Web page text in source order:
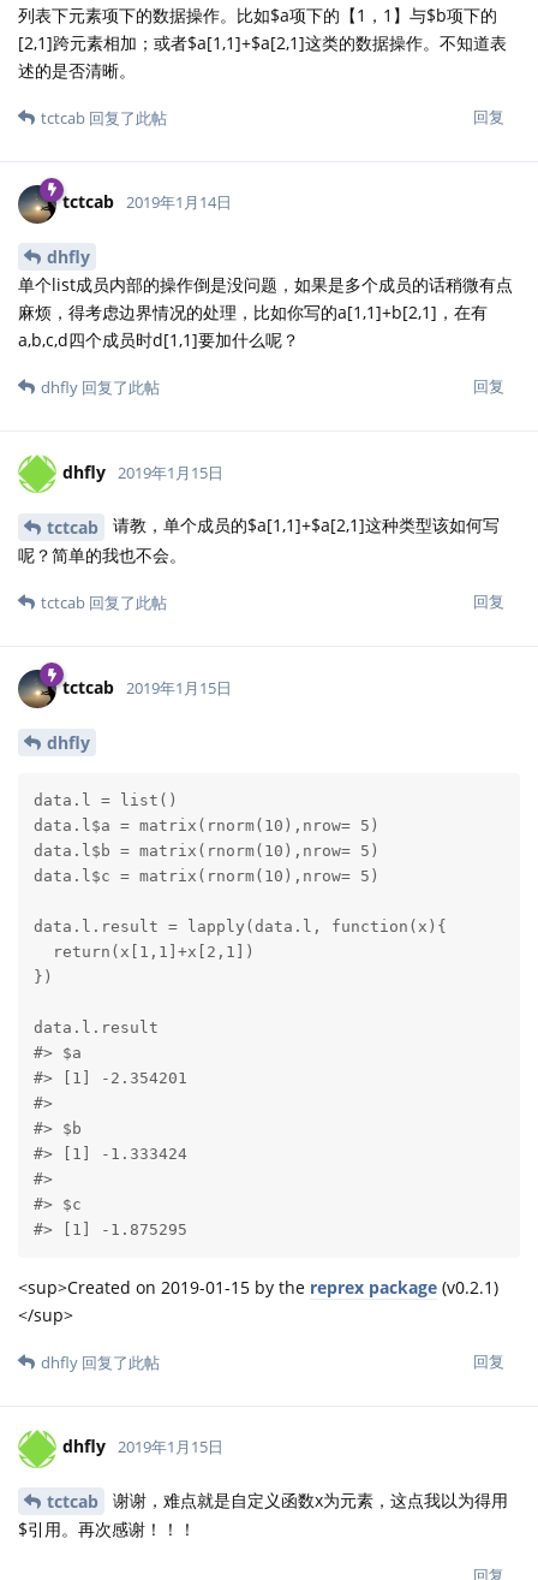
列表下元素项下的数据操作。比如$a项下的【1，1】与$b项下的
[2,1]跨元素相加；或者$a[1,1]+$a[2,1]这类的数据操作。不知道表
述的是否清晰。
回复
tctcab 回复了此帖
tctcab 2019年1月14日
dhfly
单个list成员内部的操作倒是没问题，如果是多个成员的话稍微有点
麻烦，得考虑边界情况的处理，比如你写的a[1,1]+b[2,1]，在有
a,b,c,d四个成员时d[1,1]要加什么呢？
回复
dhfly 回复了此帖
dhfly 2019年1月15日
tctcab
请教，单个成员的$a[1,1]+$a[2,1]这种类型该如何写
呢？简单的我也不会。
回复
tctcab 回复了此帖
tctcab 2019年1月15日
dhfly
data.l = list()
data.l$a = matrix(rnorm(10),nrow= 5)
data.l$b = matrix(rnorm(10),nrow= 5)
data.l$c = matrix(rnorm(10),nrow= 5)
data.l.result = lapply(data.l, function(x){
  return(x[1,1]+x[2,1])
})
data.l.result
#> $a
#> [1] -2.354201
#>
#> $b
#> [1] -1.333424
#>
#> $c
#> [1] -1.875295
<sup>Created on 2019-01-15 by the reprex package (v0.2.1)
</sup>
回复
dhfly 回复了此帖
dhfly 2019年1月15日
tctcab
谢谢，难点就是自定义函数x为元素，这点我以为得用
$引用。再次感谢！！！
回复